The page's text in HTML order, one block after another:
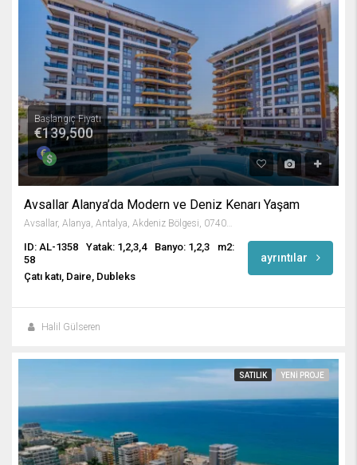
Başlangıç Fiyatı
€139,500
Avsallar Alanya’da Modern ve Deniz Kenarı Yaşam
Avsallar, Alanya, Antalya, Akdeniz Bölgesi, 07407, Türkiye
ID: AL-1358 Yatak: 1,2,3,4 Banyo: 1,2,3
m2:
58
Çatı katı, Daire, Dubleks
ayrıntılar
Halil Gülseren
SATILIK YENI PROJE